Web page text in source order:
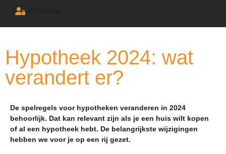
Hypotheek 2024: wat
verandert er?
De spelregels voor hypotheken veranderen in 2024
behoorlijk. Dat kan relevant zijn als je een huis wilt kopen
of al een hypotheek hebt. De belangrijkste wijzigingen
hebben we voor je op een rij gezet.